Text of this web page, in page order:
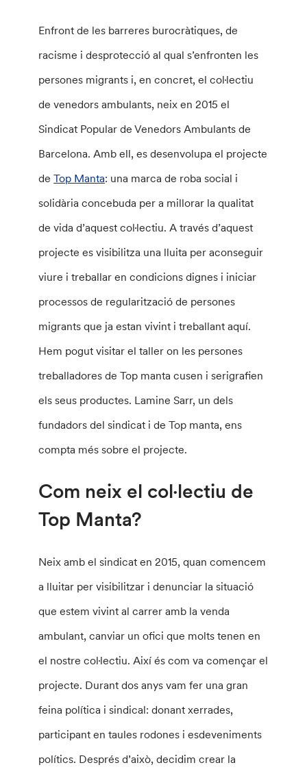
Enfront de les barreres burocràtiques, de
racisme i desprotecció al qual s’enfronten les
persones migrants i, en concret, el col·lectiu
de venedors ambulants, neix en 2015 el
Sindicat Popular de Venedors Ambulants de
Barcelona. Amb ell, es desenvolupa el projecte
deTop Manta: una marca de roba social i
solidària concebuda per a millorar la qualitat
de vida d’aquest col·lectiu. A través d’aquest
projecte es visibilitza una lluita per aconseguir
viure i treballar en condicions dignes i iniciar
processos de regularització de persones
migrants que ja estan vivint i treballant aquí.
Hem pogut visitar el taller on les persones
treballadores de Top manta cusen i serigrafien
els seus productes. Lamine Sarr, un dels
fundadors del sindicat i de Top manta, ens
compta més sobre el projecte.
Com neix el col·lectiu de
Top Manta?
Neix amb el sindicat en 2015, quan comencem
a lluitar per visibilitzar i denunciar la situació
que estem vivint al carrer amb la venda
ambulant, canviar un ofici que molts tenen en
el nostre col·lectiu. Així és com va començar el
projecte. Durant dos anys vam fer una gran
feina política i sindical: donant xerrades,
participant en taules rodones i esdeveniments
polítics. Després d’això, decidim crear la